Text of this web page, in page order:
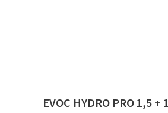
EVOC HYDRO PRO 1,5